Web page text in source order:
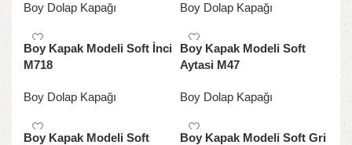
Boy Dolap Kapağı Boy Dolap Kapağı
Boy Kapak Modeli Soft İnci
M718
Boy Dolap Kapağı
Boy Kapak Modeli Soft
Aytasi M47
Boy Dolap Kapağı
Boy Kapak Modeli Soft
Boy Kapak Modeli Soft Gri